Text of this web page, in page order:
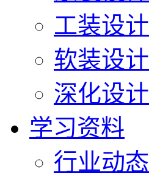
工装设计
软装设计
深化设计
学习资料
行业动态